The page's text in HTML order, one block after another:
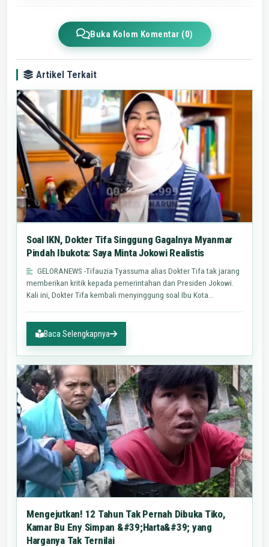
Buka Kolom Komentar (0)
Artikel Terkait
Soal IKN, Dokter Tifa Singgung Gagalnya Myanmar
Pindah Ibukota: Saya Minta Jokowi Realistis
GELORANEWS -Tifauzia Tyassuma alias Dokter Tifa tak jarang
memberikan kritik kepada pemerintahan dan Presiden Jokowi.
Kali ini, Dokter Tifa kembali menyinggung soal Ibu Kota…
Baca Selengkapnya
Mengejutkan! 12 Tahun Tak Pernah Dibuka Tiko,
Kamar Bu Eny Simpan &#39;Harta&#39; yang
Harganya Tak Ternilai